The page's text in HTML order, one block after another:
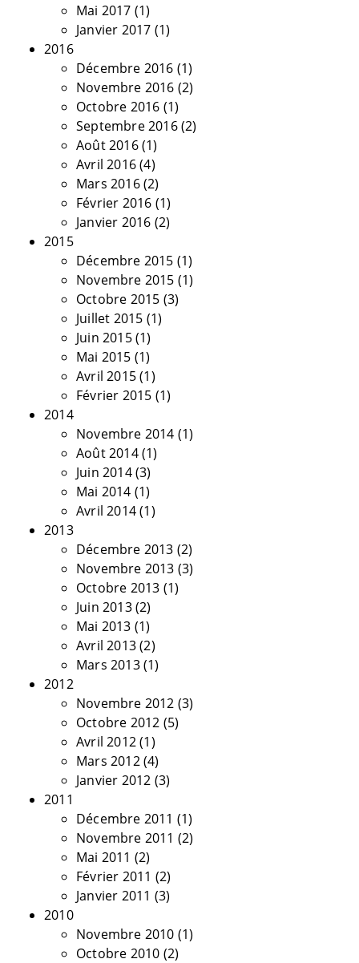
Mai 2017 (1)
Janvier 2017 (1)
2016
Décembre 2016 (1)
Novembre 2016 (2)
Octobre 2016 (1)
Septembre 2016(2)
Août 2016(1)
Avril 2016(4)
Mars 2016(2)
Février 2016 (1)
Janvier 2016 (2)
2015
Décembre 2015 (1)
Novembre 2015 (1)
Octobre 2015 (3)
Juillet 2015 (1)
Juin 2015(1)
Mai 2015 (1)
Avril 2015(1)
Février 2015 (1)
2014
Novembre 2014 (1)
Août 2014(1)
Juin 2014(3)
Mai 2014 (1)
Avril 2014(1)
2013
Décembre 2013 (2)
Novembre 2013 (3)
Octobre 2013 (1)
Juin 2013(2)
Mai 2013 (1)
Avril 2013(2)
Mars 2013(1)
2012
Novembre 2012 (3)
Octobre 2012 (5)
Avril 2012(1)
Mars 2012(4)
Janvier 2012 (3)
2011
Décembre 2011 (1)
Novembre 2011 (2)
Mai 2011 (2)
Février 2011 (2)
Janvier 2011 (3)
2010
Novembre 2010 (1)
Octobre 2010 (2)